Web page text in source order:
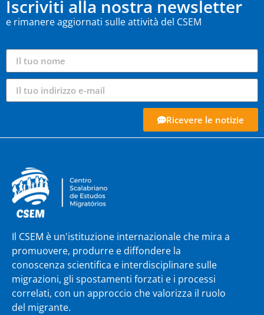
Iscriviti alla nostra newsletter
e rimanere aggiornati sulle attività del CSEM
Ricevere le notizie
Il CSEM è un'istituzione internazionale che mira a
promuovere, produrre e diffondere la
conoscenza scientifica e interdisciplinare sulle
migrazioni, gli spostamenti forzati e i processi
correlati, con un approccio che valorizza il ruolo
del migrante.